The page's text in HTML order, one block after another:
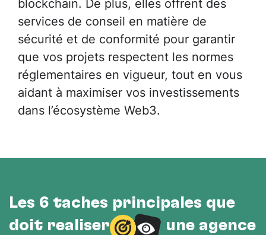
services de conseil en matière de
sécurité et de conformité pour garantir
que vos projets respectent les normes
réglementaires en vigueur, tout en vous
aidant à maximiser vos investissements
dans l’écosystème Web3.
Les 6 tâches principales que
doit réaliser
une agence